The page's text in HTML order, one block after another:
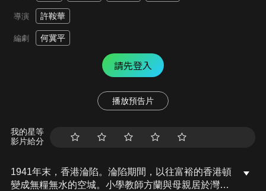
導演 許鞍華
編劇 何冀平
請先登入
播放預告片
我的星等
影片給分
1941年末，香港淪陷。淪陷期間，以往富裕的香港頓
變成無糧無水的空城。小學教師方蘭與母親居於灣仔